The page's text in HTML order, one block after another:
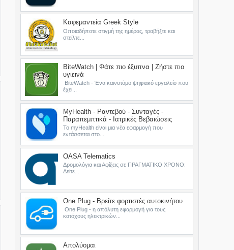
Καφεμαντεία Greek Style
Οποιαδήποτε στιγμή της ημέρας, τραβήξτε και
στείλτε...
BiteWatch | Φάτε πιο έξυπνα | Ζήστε πιο
υγιεινά
BiteWatch - Ένα καινοτόμο ψηφιακό εργαλείο που
έχει...
MyHealth - Ραντεβού - Συνταγές -
Παραπεμπτικά - Ιατρικές Βεβαιώσεις
Το myHealth είναι μια νέα εφαρμογή που
εντάσσεται στο...
OASA Telematics
Δρομολόγια και Αφίξεις σε ΠΡΑΓΜΑΤΙΚΟ ΧΡΟΝΟ:
Δείτε...
One Plug - Βρείτε φορτιστές αυτοκινήτου
One Plug - η απόλυτη εφαρμογή για τους
κατόχους ηλεκτρικών...
Απολύομαι